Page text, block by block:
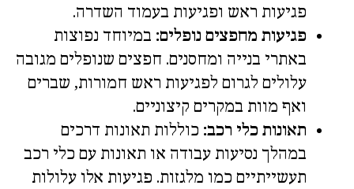
פגיעות ראש ופגיעות בעמוד השדרה.
פגיעות מחפצים נופלים: במיוחד נפוצות
באתרי בנייה ומחסנים. חפצים שנופלים מגובה
עלולים לגרום לפגיעות ראש חמורות, שברים
ואף מוות במקרים קיצוניים.
תאונות כלי רכב: כוללות תאונות דרכים
במהלך נסיעות עבודה או תאונות עם כלי רכב
תעשייתיים כמו מלגזות. פגיעות אלו עלולות